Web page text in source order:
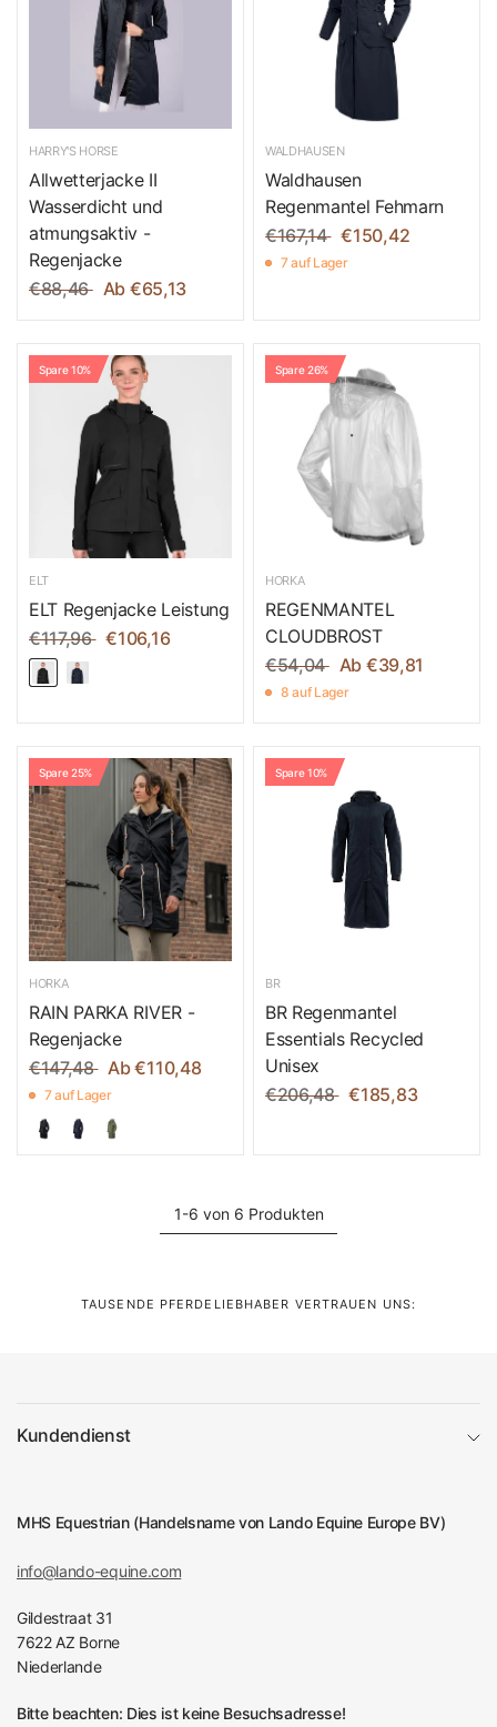
HARRY'S HORSE
Allwetterjacke II
Wasserdicht und
atmungsaktiv -
Regenjacke
€88,46
Ab €65,13
WALDHAUSEN
Waldhausen
Regenmantel Fehmarn
€167,14
€150,42
7 auf Lager
Spare 10%
ELT
ELT Regenjacke Leistung
€117,96
€106,16
Spare 26%
HORKA
REGENMANTEL
CLOUDBROST
€54,04
Ab €39,81
8 auf Lager
Spare 25%
HORKA
RAIN PARKA RIVER -
Regenjacke
€147,48
Ab €110,48
7 auf Lager
Spare 10%
BR
BR Regenmantel
Essentials Recycled
Unisex
€206,48
€185,83
1-6 von 6 Produkten
TAUSENDE PFERDELIEBHABER VERTRAUEN UNS:
Kundendienst
MHS Equestrian (Handelsname von Lando Equine Europe BV)
info@lando-equine.com
Gildestraat 31
7622 AZ Borne
Niederlande
Bitte beachten: Dies ist keine Besuchsadresse!